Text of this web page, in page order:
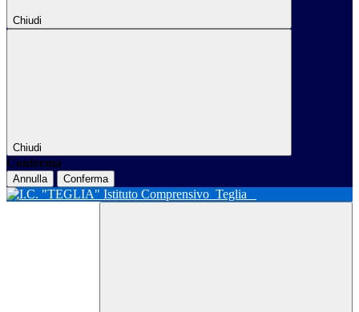
Chiudi
Chiudi
Conferma
Annulla Conferma
Istituto Comprensivo Teglia